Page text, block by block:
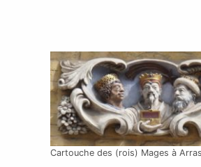
Cartouche des (rois) Mages à Arras